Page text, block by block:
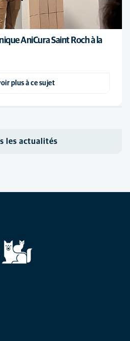
AniCura Saint Roch à la
plus à ce sujet
les actualités